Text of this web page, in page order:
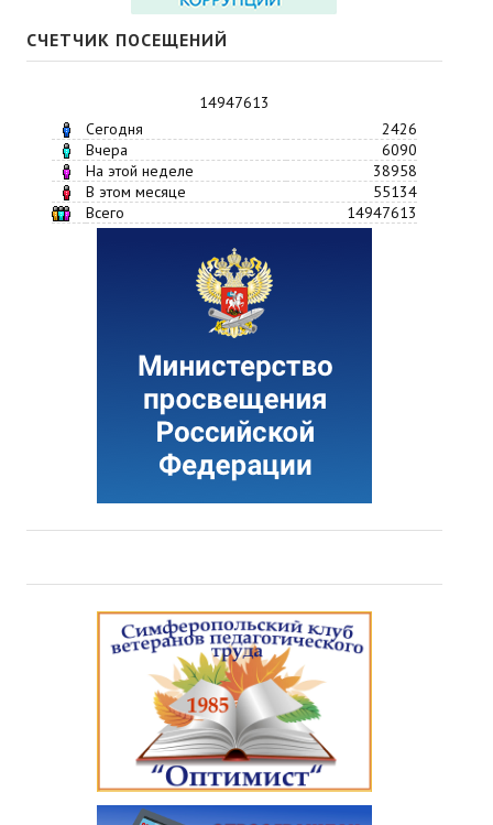
СЧЕТЧИК ПОСЕЩЕНИЙ
14947613
Сегодня
2426
Вчера
6090
На этой неделе
38958
В этом месяце
55134
Всего
14947613